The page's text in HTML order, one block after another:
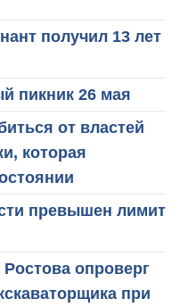
получил 13 лет
пикник 26 мая
от властей
которая
превышен лимит
опроверг
при